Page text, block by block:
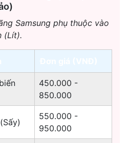
Samsung phụ thuộc vào
(Lít).
450.000 -
850.000
550.000 -
950.000